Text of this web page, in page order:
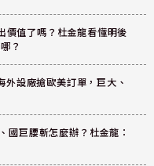
值了嗎？杜金龍看懂明後
？
設廠搶歐美訂單，巨大、
國巨腰斬怎麼辦？杜金龍：